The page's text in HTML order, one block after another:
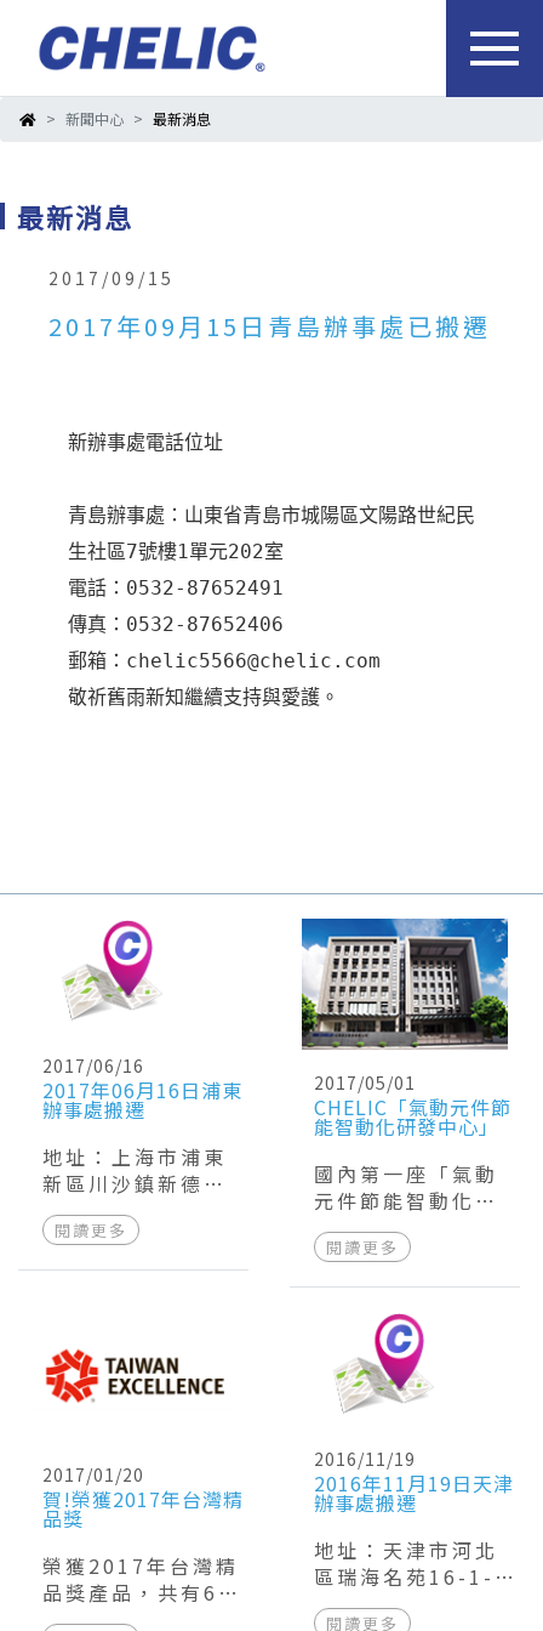
新聞中心 最新消息
最新消息
2017年09月15日青島辦事處已搬遷
2017/09/15
新辦事處電話位址
青島辦事處：山東省青島市城陽區文陽路世紀民
生社區7號樓1單元202室
電話：0532-87652491
傳真：0532-87652406
郵箱：chelic5566@chelic.com
敬祈舊雨新知繼續支持與愛護。
2017年06月16日浦東
辦事處搬遷
2017/06/16
地址：上海市浦東
新區川沙鎮新德路
939弄立誠苑32號
302室 電話：021-
60251288
閱讀更多
CHELIC「氣動元件節
能智動化研發中心」
2017/05/01
國內第一座「氣動
元件節能智動化研
發中心」在4月13日
成立於氣立 我們將
積極進行智慧自動
化與機電整合元件
的研發
閱讀更多
賀!榮獲2017年台灣精
品獎
2017/01/20
榮獲2017年台灣精
品獎產品，共有6
項。 詳情請洽內
2016年11月19日天津
辦事處搬遷
2016/11/19
地址：天津市河北
區瑞海名苑16-1-
1903 電話：022-
閱讀更多